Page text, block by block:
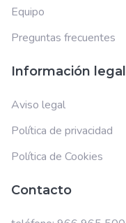
Equipo
Preguntas frecuentes
Información legal
Aviso legal
Política de privacidad
Política de Cookies
Contacto